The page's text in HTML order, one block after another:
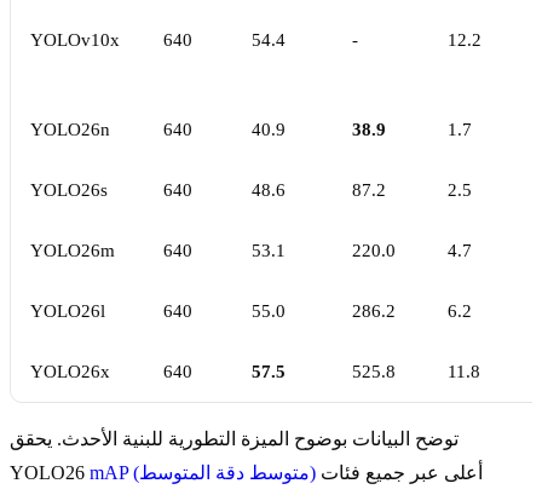
YOLOv10x 640 54.4 - 12.2
YOLO26n 640 40.9 38.9 1.7
YOLO26s 640 48.6 87.2 2.5
YOLO26m 640 53.1 220.0 4.7
YOLO26l 640 55.0 286.2 6.2
YOLO26x 640 57.5 525.8 11.8
توضح البيانات بوضوح الميزة التطورية للبنية الأحدث. يحقق
YOLO26
mAP (متوسط دقة المتوسط)